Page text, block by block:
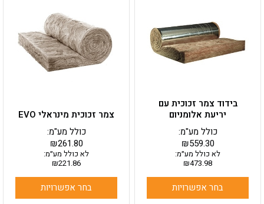
בידוד צמר זכוכית עם
יריעת אלומניום
₪559.30
כולל מע"מ:
לא כולל מע״מ:
₪473.98
בחר אפשרויות
מספר
סוגים.
ניתן
לבחור
המוצר
צמר זכוכית מינראלי EVO
₪261.80
כולל מע"מ:
לא כולל מע״מ:
₪221.86
בחר אפשרויות
מספר
סוגים.
ניתן
לבחור
את